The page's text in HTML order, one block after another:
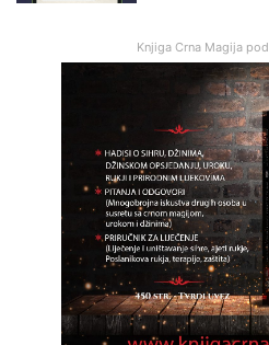
Knjiga Crna Magija